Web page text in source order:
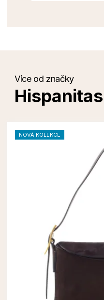
Více od značky
Hispanitas
NOVÁ KOLEKCE